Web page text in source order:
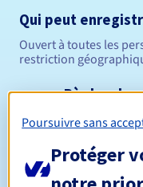
Qui peut
Ouvert à toutes les
restriction
Règles de
Poursuivre sans
Protéger